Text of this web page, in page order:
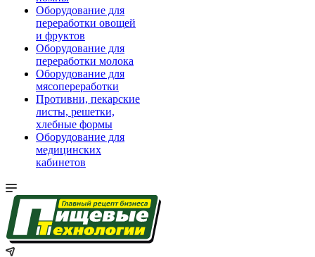
Оборудование для
переработки овощей
и фруктов
Оборудование для
переработки молока
Оборудование для
мясопереработки
Противни, пекарские
листы, решетки,
хлебные формы
Оборудование для
медицинских
кабинетов